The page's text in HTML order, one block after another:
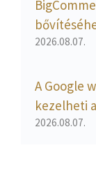
2026.08.07.
A Google
kezelheti
2026.08.07.